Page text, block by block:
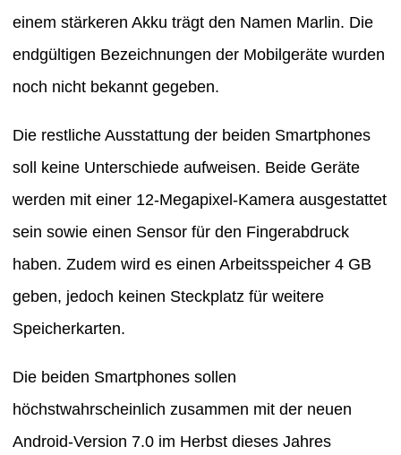
einem stärkeren Akku trägt den Namen Marlin. Die
endgültigen Bezeichnungen der Mobilgeräte wurden
noch nicht bekannt gegeben.
Die restliche Ausstattung der beiden Smartphones
soll keine Unterschiede aufweisen. Beide Geräte
werden mit einer 12-Megapixel-Kamera ausgestattet
sein sowie einen Sensor für den Fingerabdruck
haben. Zudem wird es einen Arbeitsspeicher 4 GB
geben, jedoch keinen Steckplatz für weitere
Speicherkarten.
Die beiden Smartphones sollen
höchstwahrscheinlich zusammen mit der neuen
Android-Version 7.0 im Herbst dieses Jahres